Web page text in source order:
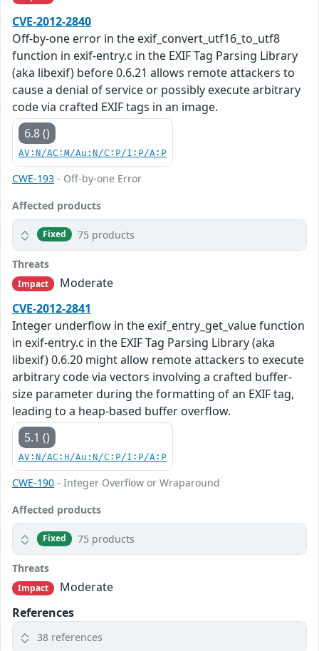
CVE-2012-2840
Off-by-one error in the exif_convert_utf16_to_utf8
function in exif-entry.c in the EXIF Tag Parsing Library
(aka libexif) before 0.6.21 allows remote attackers to
cause a denial of service or possibly execute arbitrary
code via crafted EXIF tags in an image.
6.8 ()
AV:N/AC:M/Au:N/C:P/I:P/A:P
CWE-193 - Off-by-one Error
Affected products
Fixed 75 products
Threats
Impact
Moderate
CVE-2012-2841
Integer underflow in the exif_entry_get_value function
in exif-entry.c in the EXIF Tag Parsing Library (aka
libexif) 0.6.20 might allow remote attackers to execute
arbitrary code via vectors involving a crafted buffer-
size parameter during the formatting of an EXIF tag,
leading to a heap-based buffer overflow.
5.1 ()
AV:N/AC:H/Au:N/C:P/I:P/A:P
CWE-190 - Integer Overflow or Wraparound
Affected products
Fixed 75 products
Threats
Impact
Moderate
References
38 references